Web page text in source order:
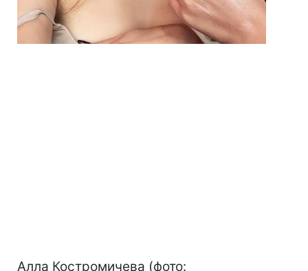
Алла Костромичева (фото: